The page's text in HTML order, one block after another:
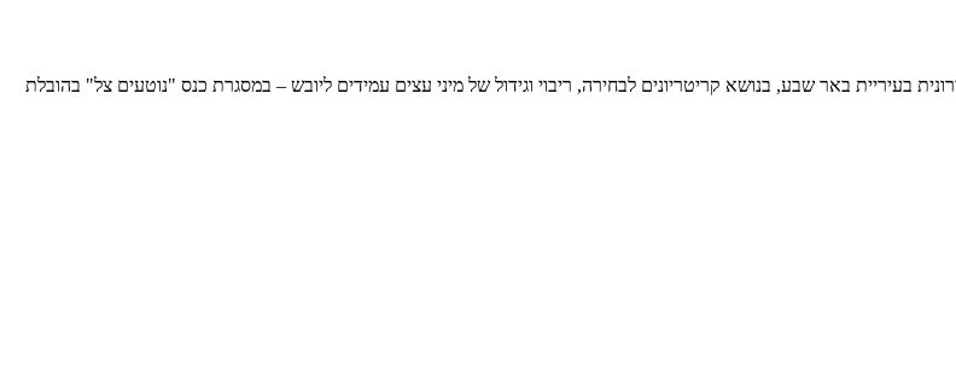
בעיריית באר שבע, בנושא קריטריונים לבחירה, ריבוי וגידול של מיני עצים עמידים ליובש – במסגרת כנס "נוטעים צל" בהובלת